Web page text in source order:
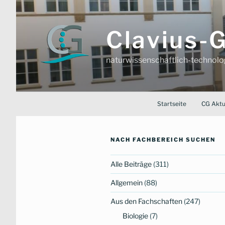
Zum
Inhalt
Clavius-
naturwissenschaftlich-
Startseite CG
NACH FACHBEREICH SUCHEN
Alle Beiträge (311)
Allgemein (88)
Aus den Fachschaften (247)
Biologie (7)